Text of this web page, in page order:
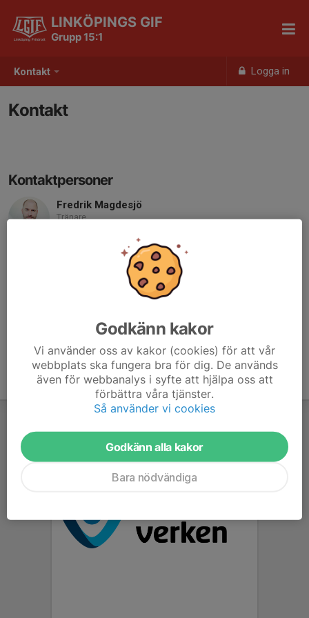
Kontakt Logga in
LINKÖPINGS GIF
Grupp 15:1
Kontakt
Kontaktpersoner
Fredrik Magdesjö
Tränare
fredrik_magdesjo@hotmail.com
Godkänn kakor
Vi använder oss av kakor (cookies) för att vår
webbplats ska fungera bra för dig. De används
även för webbanalys i syfte att hjälpa oss att
förbättra våra tjänster.
Så använder vi cookies
Godkänn alla kakor
Bara nödvändiga